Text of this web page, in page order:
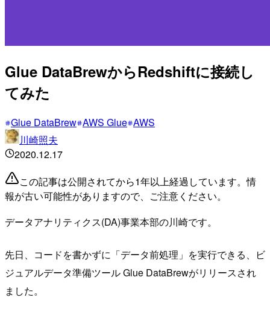
Glue DataBrewからRedshiftに接続し
てみた
Glue DataBrew AWS Glue AWS
川崎照夫
2020.12.17
この記事は公開されてから1年以上経過しています。情
報が古い可能性がありますので、ご注意ください。
データアナリティクス(DA)事業本部の川崎です。
先日、コードを書かずに「データ前処理」を実行できる、ビ
ジュアルデータ準備ツール Glue DataBrewがリリースされ
ました。